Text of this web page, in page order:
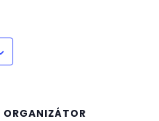
ORGANIZÁTOR